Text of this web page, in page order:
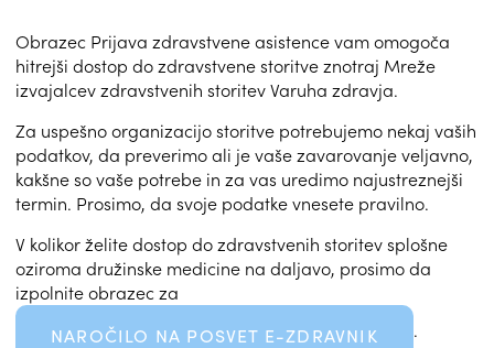
Obrazec Prijava zdravstvene asistence vam omogoča
hitrejši dostop do zdravstvene storitve znotraj Mreže
izvajalcev zdravstvenih storitev Varuha zdravja.
Za uspešno organizacijo storitve potrebujemo nekaj vaših
podatkov, da preverimo ali je vaše zavarovanje veljavno,
kakšne so vaše potrebe in za vas uredimo najustreznejši
termin. Prosimo, da svoje podatke vnesete pravilno.
V kolikor želite dostop do zdravstvenih storitev splošne
oziroma družinske medicine na daljavo, prosimo da
izpolnite obrazec za
NAROČILO NA POSVET E-ZDRAVNIK
.